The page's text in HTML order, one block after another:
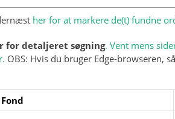
her for at markere de(t) fundne
for detaljeret søgning. Vent mens
OBS: Hvis du bruger Edge-browseren,